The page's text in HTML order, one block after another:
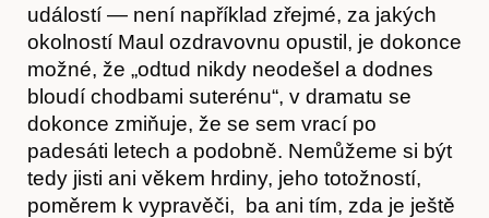
událostí — není například zřejmé, za jakých
okolností Maul ozdravovnu opustil, je dokonce
možné, že „odtud nikdy neodešel a dodnes
bloudí chodbami suterénu“, v dramatu se
dokonce zmiňuje, že se sem vrací po
padesáti letech a podobně. Nemůžeme si být
tedy jisti ani věkem hrdiny, jeho totožností,
poměrem k vypravěči, ba ani tím, zda je ještě